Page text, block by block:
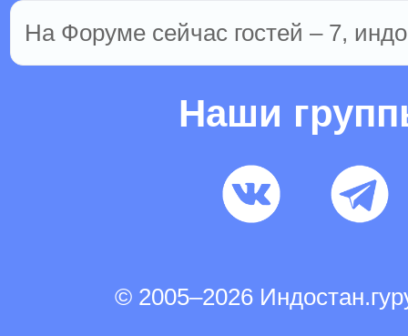
На Форуме сейчас гостей – 7,
Наши
© 2005–2026